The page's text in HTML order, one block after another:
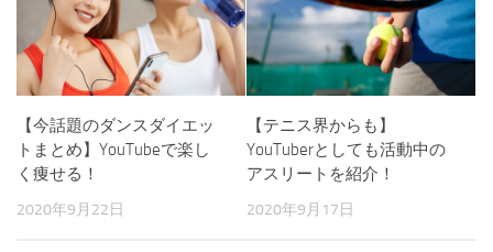
【今話題のダンスダイエッ
トまとめ】YouTubeで楽し
く痩せる！
2020年9月22日
【テニス界からも】
YouTuberとしても活動中の
アスリートを紹介！
2020年9月17日